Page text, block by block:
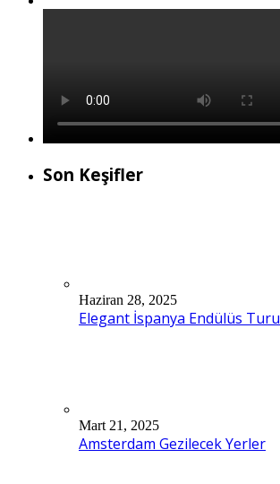
Son Keşifler
Haziran 28, 2025
Elegant İspanya Endülüs Turu
Mart 21, 2025
Amsterdam Gezilecek Yerler